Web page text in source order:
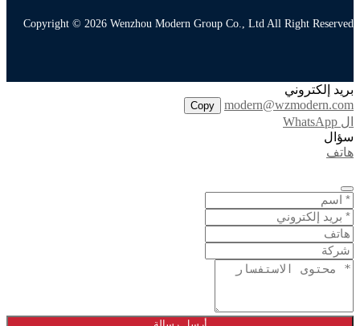
Copyright © 2026 Wenzhou Modern Group Co., Ltd All Right Reserved
بريد إلكتروني
modern@wzmodern.com
Copy
ال WhatsApp
سؤال
هاتف